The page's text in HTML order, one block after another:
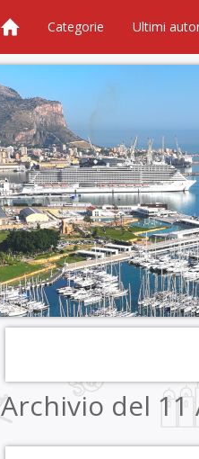
Categorie Ultimi
Archivio del 11